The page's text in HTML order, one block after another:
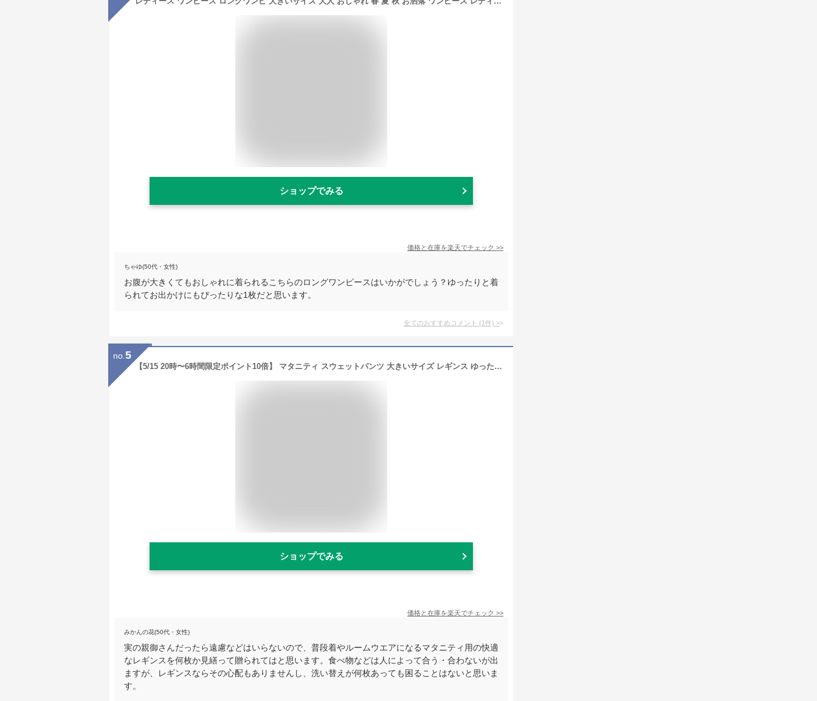
ショップでみる
価格と在庫を楽天でチェック >>
ちゃゆ(50代・女性)
お腹が大きくてもおしゃれに着られるこちらのロングワンピースはいかがでしょう？ゆったりと着
られてお出かけにもぴったりな1枚だと思います。
全てのおすすめコメント (1件) >
no. 5
【5/15 20時〜6時間限定ポイント10倍】 マタニティ スウェットパンツ 大きいサイズ レギンス ゆったり ルームウェア パンツ マタニティウェア マタニティパンツ 綿 妊婦 部屋着 産後 ボトムス スウェット マタニティヨガ 春 夏 秋 冬
ショップでみる
価格と在庫を楽天でチェック >>
みかんの花(50代・女性)
実の親御さんだったら遠慮などはいらないので、普段着やルームウエアになるマタニティ用の快適
なレギンスを何枚か見繕って贈られてはと思います。食べ物などは人によって合う・合わないが出
ますが、レギンスならその心配もありませんし、洗い替えが何枚あっても困ることはないと思いま
す。